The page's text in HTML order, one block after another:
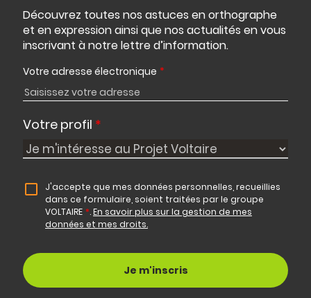
Découvrez toutes nos astuces en orthographe
et en expression ainsi que nos actualités en vous
inscrivant à notre lettre d’information.
Votre adresse électronique *
Votre profil *
J'accepte que mes données personnelles, recueillies
dans ce formulaire, soient traitées par le groupe
VOLTAIRE *.En savoir plus sur la gestion de mes
données et mes droits.